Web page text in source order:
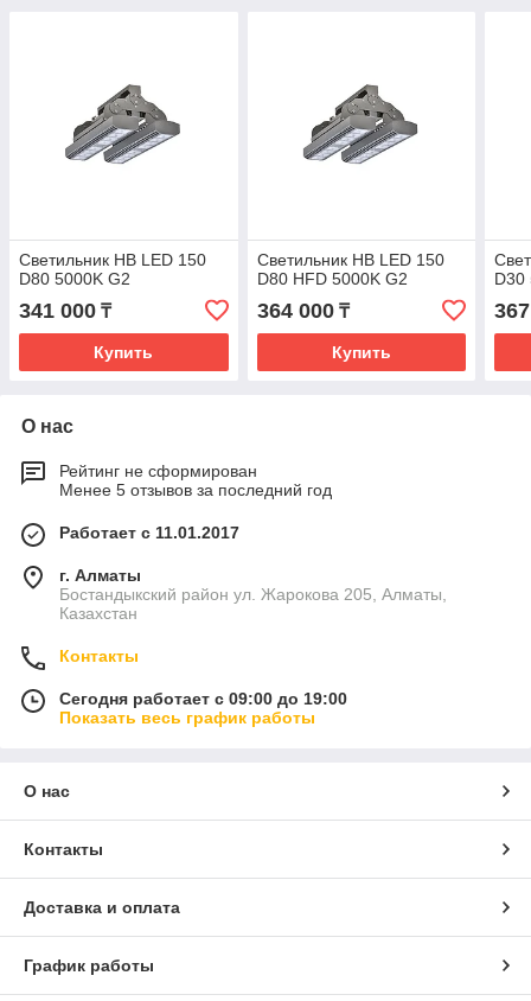
Светильник HB LED 150
D80 5000K G2
341 000 ₸
Купить
Светильник HB LED 150
D80 HFD 5000K G2
364 000₸
Купить
D30
О нас
Рейтинг не сформирован
Менее 5 отзывов за последний год
Работает с 11.01.2017
г. Алматы
Бостандыкский район ул. Жарокова 205, Алматы,
Казахстан
Контакты
Сегодня работает с 09:00 до 19:00
Показать весь график работы
О нас
Контакты
Доставка и оплата
График работы